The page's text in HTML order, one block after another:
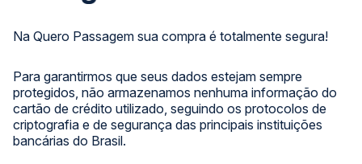
Na Quero Passagem sua compra é totalmente segura!
Para garantirmos que seus dados estejam sempre
protegidos, não armazenamos nenhuma informação do
cartão de crédito utilizado, seguindo os protocolos de
criptografia e de segurança das principais instituições
bancárias do Brasil.